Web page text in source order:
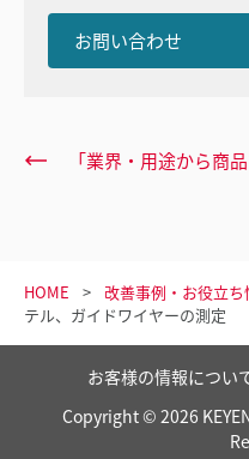
お問い合わせ
「業界・用途から商
HOME 改善事例・お役立ち
テル、ガイドワイヤーの測定
お客様の情報につい
Copyright © 2026